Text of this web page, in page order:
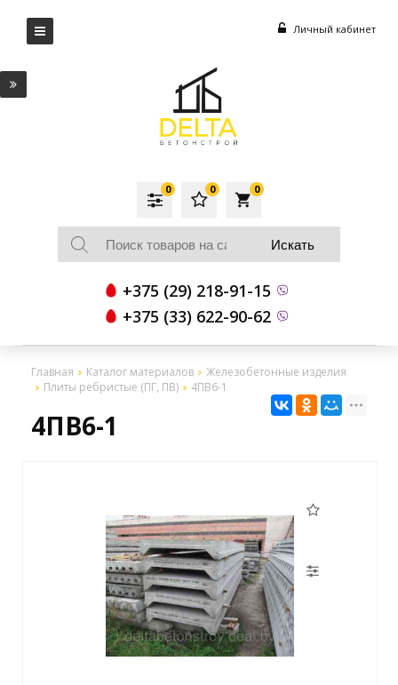
Личный кабинет
local_grocery_store
0
0
0
+375 (29) 218-91-15
+375 (33) 622-90-62
Главная Каталог материалов
Железобетонные изделия
Плиты ребристые (ПГ, ПВ)
4ПВ6-1
4ПВ6-1